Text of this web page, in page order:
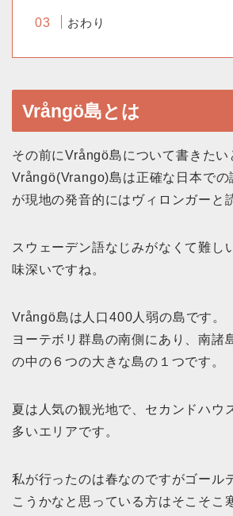
おわり
Vrångö島とは
その前にVrångö島について書きたい
Vrångö(Vrango)島は正確な日本での
が現地の発音的にはヴィロンガーと
スウェーデン語なじみがなくて難し
味深いですね。
Vrångö島は人口400人弱の島です。
ヨーテボリ群島の南側にあり、南諸
の中の６つの大きな島の１つです。
夏は人気の観光地で、セカンドハウ
多いエリアです。
私が行ったのは春なのですがゴール
こうかなと思っている方はそこそこ